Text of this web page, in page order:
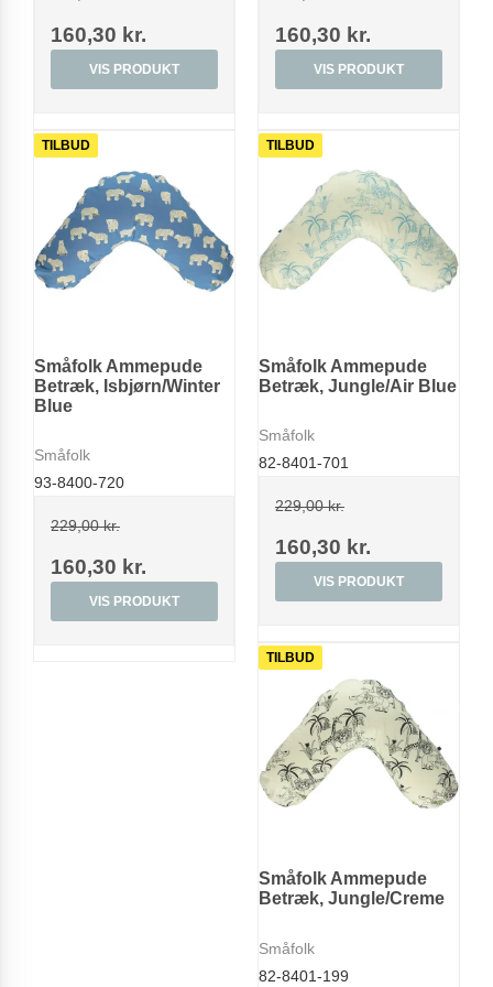
160,30 kr.
VIS PRODUKT
160,30 kr.
VIS PRODUKT
TILBUD
Småfolk Ammepude
Betræk, Isbjørn/Winter
Blue
Småfolk
93-8400-720
229,00 kr.
160,30 kr.
VIS PRODUKT
TILBUD
Småfolk Ammepude
Betræk, Jungle/Air Blue
Småfolk
82-8401-701
229,00 kr.
160,30 kr.
VIS PRODUKT
TILBUD
Småfolk Ammepude
Betræk, Jungle/Creme
Småfolk
82-8401-199